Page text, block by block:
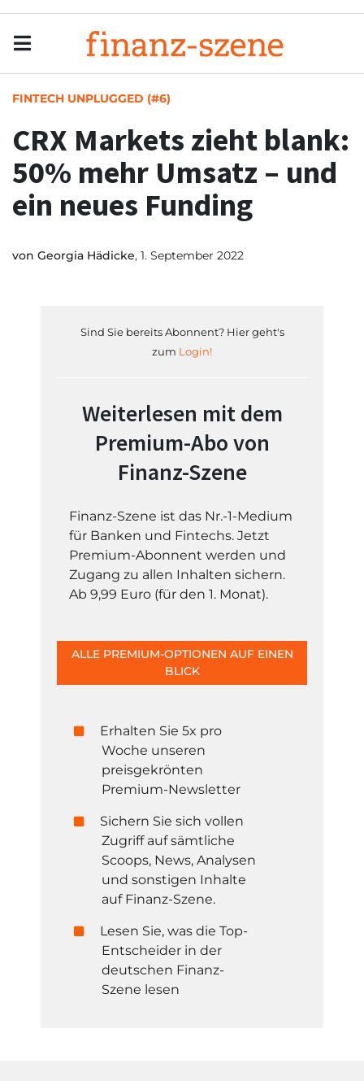
FINTECH UNPLUGGED (#6)
CRX Markets zieht blank:
50% mehr Umsatz – und
ein neues Funding
von Georgia Hädicke, 1. September 2022
Sind Sie bereits Abonnent? Hier geht's
zum Login!
Weiterlesen mit dem
Premium-Abo von
Finanz-Szene
Finanz-Szene ist das Nr.-1-Medium
für Banken und Fintechs. Jetzt
Premium-Abonnent werden und
Zugang zu allen Inhalten sichern.
Ab 9,99 Euro (für den 1. Monat).
ALLE PREMIUM-OPTIONEN AUF EINEN
BLICK
Erhalten Sie 5x pro
Woche unseren
preisgekrönten
Premium-Newsletter
Sichern Sie sich vollen
Zugriff auf sämtliche
Scoops, News, Analysen
und sonstigen Inhalte
auf Finanz-Szene.
Lesen Sie, was die Top-
Entscheider in der
deutschen Finanz-
Szene lesen